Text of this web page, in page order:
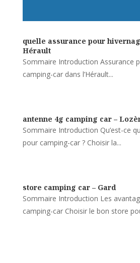
quelle assurance pour
Hérault
Sommaire Introduction Assurance
camping-car dans l’Hérault...
antenne 4g camping car –
Sommaire Introduction Qu’est-ce
pour camping-car ? Choisir la...
store camping car – Gard
Sommaire Introduction Les
camping-car Choisir le bon store